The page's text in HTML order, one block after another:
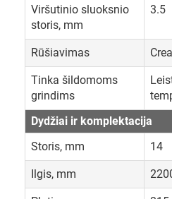
Viršutinio sluoksnio
storis, mm
3.5
Rūšiavimas
Tinka šildomoms
grindims
Dydžiai ir komplektacija
Storis, mm
14
Ilgis, mm